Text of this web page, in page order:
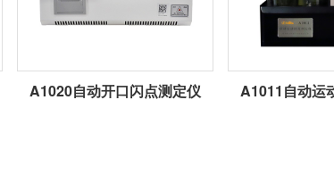
A1020自动开口闪点测定仪 A1011自动运